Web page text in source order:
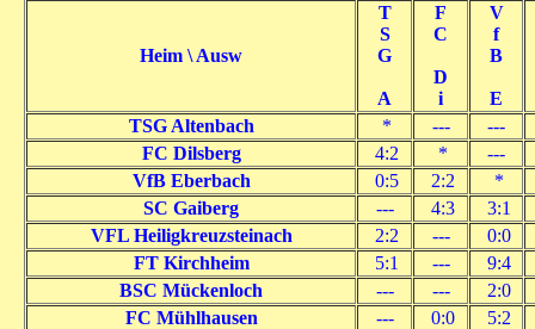
Heim \ Ausw
T
S
G
A
F
C
D
i
V
f
B
E
TSG Altenbach
* ---
---
FC Dilsberg
4:2 *
---
VfB Eberbach
0:5 2:2
*
SC Gaiberg
--- 4:3
3:1
VFL Heiligkreuzsteinach
2:2 ---
0:0
FT Kirchheim
5:1 ---
9:4
BSC Mückenloch
--- ---
2:0
FC Mühlhausen
--- 0:0
5:2